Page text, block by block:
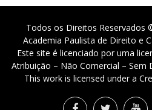
Todos os Direitos Reservados
Academia Paulista de Direito e
Este site é licenciado por uma
Atribuição – Não Comercial – Sem
This work is licensed under a